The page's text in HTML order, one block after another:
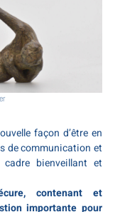
façon d’être en
de communication et
bienveillant et
contenant et
importante pour